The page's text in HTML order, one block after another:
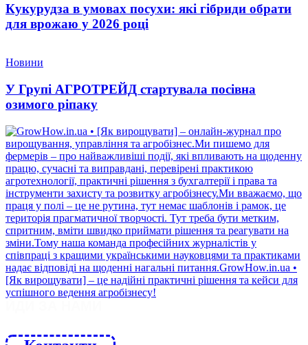
Кукурудза в умовах посухи: які гібриди обрати
для врожаю у 2026 році
Новини
У Групі АГРОТРЕЙД стартувала посівна
озимого ріпаку